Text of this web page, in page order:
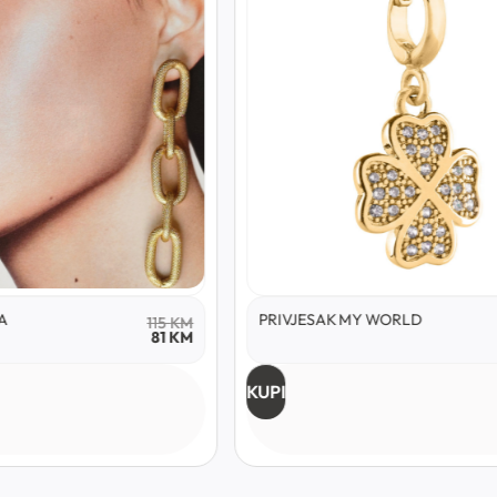
115KM
81KM
PRIVJESAK MY WORLD
KUPI